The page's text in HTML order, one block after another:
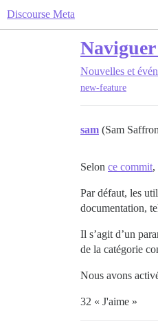
Discourse Meta
Naviguer
Nouvelles et
new-feature
sam (Sam
Selon ce commit,
Par défaut, les
documentation,
Il s’agit d’un
de la catégorie
Nous avons
32 « J'aime »